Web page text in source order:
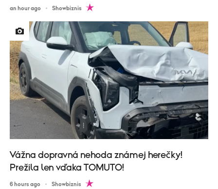
an hour ago Showbiznis
Vážna dopravná nehoda známej herečky!
Prežila len vďaka TOMUTO!
6 hours ago Showbiznis